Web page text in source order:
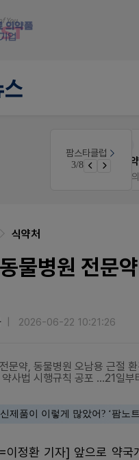
팜스타클럽
3/8
이달의 약국 신제품(8월호)
식약처
물병원 전문
2026-06-22 10:21:26
문약, 동물병원 오남용 근절
사법 시행규칙 공포 …21일부
제품이 이렇게 많았어? ‘팜노트
이정환 기자] 앞으로 약국